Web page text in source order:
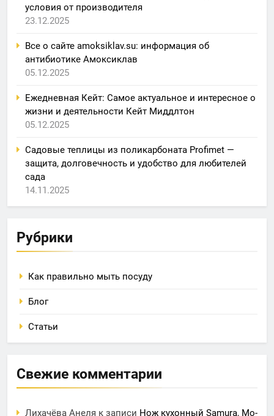
условия от производителя
23.12.2025
Все о сайте amoksiklav.su: информация об
антибиотике Амоксиклав
05.12.2025
Ежедневная Кейт: Самое актуальное и интересное о
жизни и деятельности Кейт Миддлтон
05.12.2025
Садовые теплицы из поликарбоната Profimet —
защита, долговечность и удобство для любителей
сада
14.11.2025
Рубрики
Как правильно мыть посуду
Блог
Статьи
Свежие комментарии
Лихачёва Анеля к записи Нож кухонный Samura, Mo-